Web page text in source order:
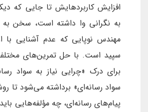
افزایش کاربردهایش تا جایی که
به نگرانی وا داشته است، سخن
مهندس نوپایی که عدم آشنایی با
سپید است. با حل تمرین‌های مختلف
برای درک «چرایی نیاز به سواد
سواد رسانه‌ای» برداشته می‌شود تا
پیام‌های رسانه‌ای، چه مؤلفه‌هایی